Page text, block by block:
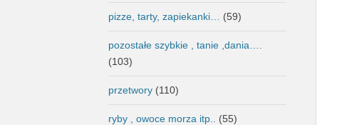
pizze, tarty, zapiekanki… (59)
pozostałe szybkie , tanie ,dania….
(103)
przetwory (110)
ryby , owoce morza itp.. (55)